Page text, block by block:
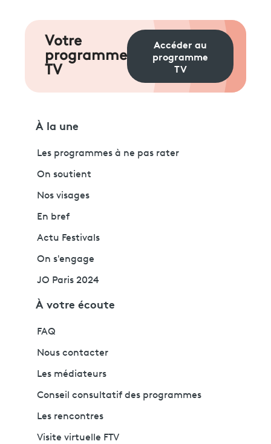
Votre
programme
TV
Accéder au
programme
TV
À la une
Les programmes à ne pas rater
On soutient
Nos visages
En bref
Actu Festivals
On s'engage
JO Paris 2024
À votre écoute
FAQ
Nous contacter
Les médiateurs
Conseil consultatif des programmes
Les rencontres
Visite virtuelle FTV